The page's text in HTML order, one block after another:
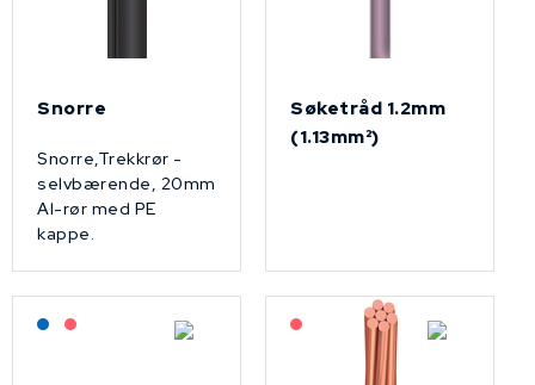
Snorre
Snorre,Trekkrør -
selvbærende, 20mm
Al-rør med PE
kappe.
Søketråd 1.2mm
(1.13mm²)
Lagerført: NEK Kabel
På forespørsel På forespørsel